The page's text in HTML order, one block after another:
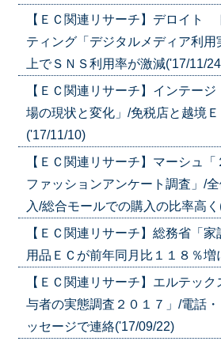
【ＥＣ関連リサーチ】デロイ
ティング「デジタルメディア利用
上でＳＮＳ利用率が激減('17/11/
【ＥＣ関連リサーチ】インテー
場の現状と変化」/免税店と越境
('17/11/10)
【ＥＣ関連リサーチ】マーシュ
ファッションアンケート調査」/
入/総合モールでの購入の比率高
【ＥＣ関連リサーチ】総務省「
用品ＥＣが前年同月比１１８％増
【ＥＣ関連リサーチ】エルテッ
与者の実態調査２０１７」/電話
ッセージで連絡('17/09/22)